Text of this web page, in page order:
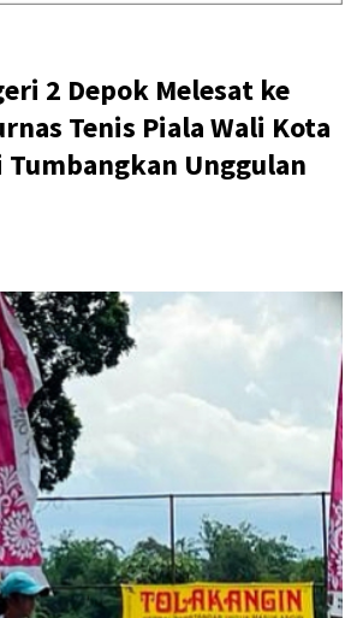
2 Depok Melesat ke
Tenis Piala Wali Kota
Tumbangkan Unggulan